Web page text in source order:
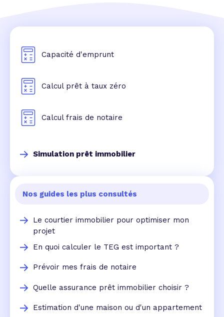
Capacité d'emprunt
Calcul prêt à taux zéro
Calcul frais de notaire
Simulation prêt immobilier
Nos guides les plus consultés
Le courtier immobilier pour optimiser mon
projet
En quoi calculer le TEG est important ?
Prévoir mes frais de notaire
Quelle assurance prêt immobilier choisir ?
Estimation d'une maison ou d'un appartement